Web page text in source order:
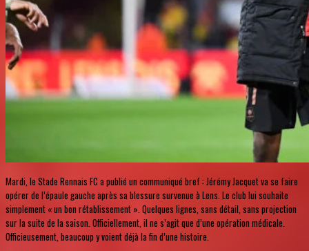
Mardi, le Stade Rennais FC a publié un communiqué bref : Jérémy Jacquet va se faire
opérer de l’épaule gauche après sa blessure survenue à Lens. Le club lui souhaite
simplement « un bon rétablissement ». Quelques lignes, sans détail, sans projection
sur la suite de la saison. Officiellement, il ne s’agit que d’une opération médicale.
Officieusement, beaucoup y voient déjà la fin d’une histoire.